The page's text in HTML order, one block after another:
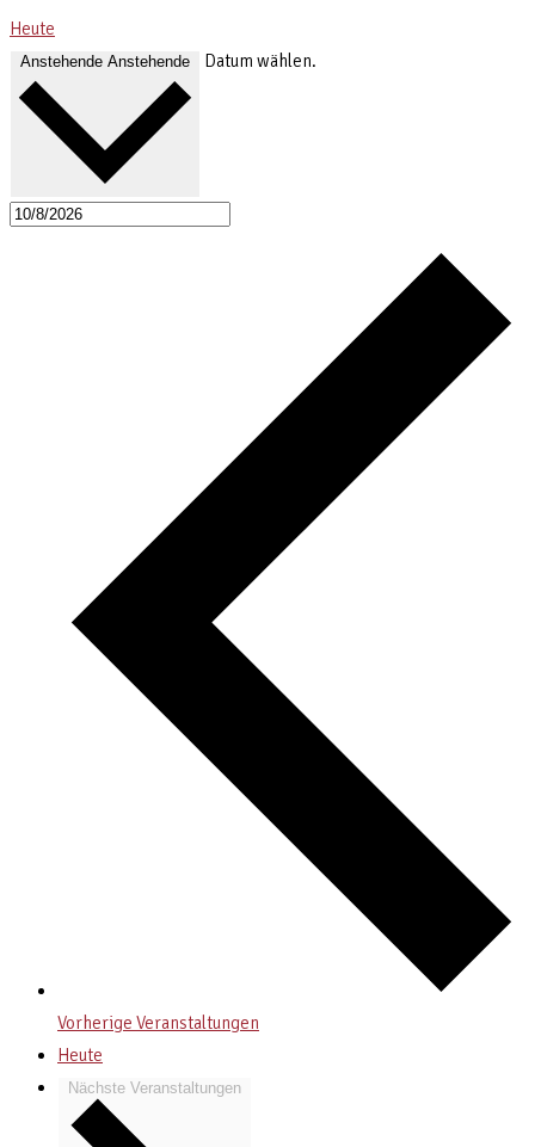
Heute
Anstehende Anstehende Datum wählen.
Vorherige Veranstaltungen
Heute
Nächste Veranstaltungen